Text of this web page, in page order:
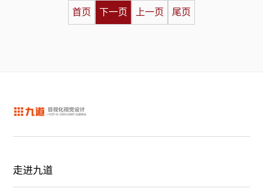
首页 下一页 上一页 尾页
走进九道